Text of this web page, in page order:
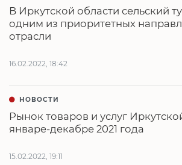
В Иркутской области сельский
одним из приоритетных
отрасли
16.02.2022, 18:42
НОВОСТИ
Рынок товаров и услуг
январе-декабре 2021 года
15.02.2022, 19:11